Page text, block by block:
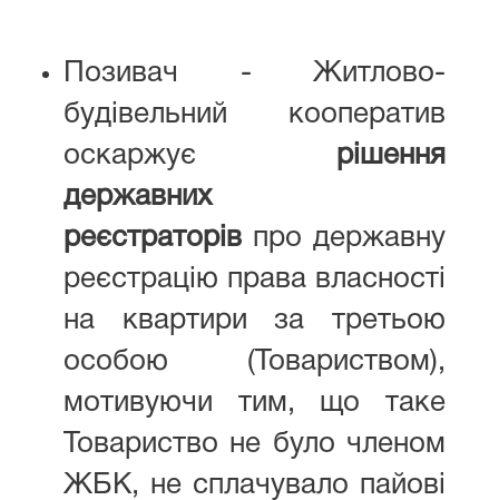
Позивач - Житлово-
будівельний кооператив
оскаржує рішення
державних
реєстраторів про державну
реєстрацію права власності
на квартири за третьою
особою (Товариством),
мотивуючи тим, що таке
Товариство не було членом
ЖБК, не сплачувало пайові